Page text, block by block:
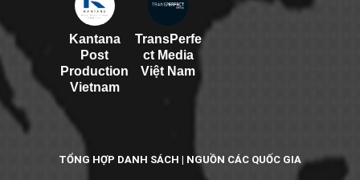
Kantana
Post
Production
Vietnam
TransPerfe
ct Media
Việt Nam
TỔNG HỢP DANH SÁCH | NGUỒN CÁC QUỐC GIA